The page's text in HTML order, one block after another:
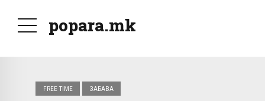
popara.mk
FREE TIME ЗАБАВА